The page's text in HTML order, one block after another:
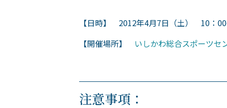
【日時】 2012年4月7日（土） 10：00
【開催場所】 いしかわ総合スポーツセ
注意事項：